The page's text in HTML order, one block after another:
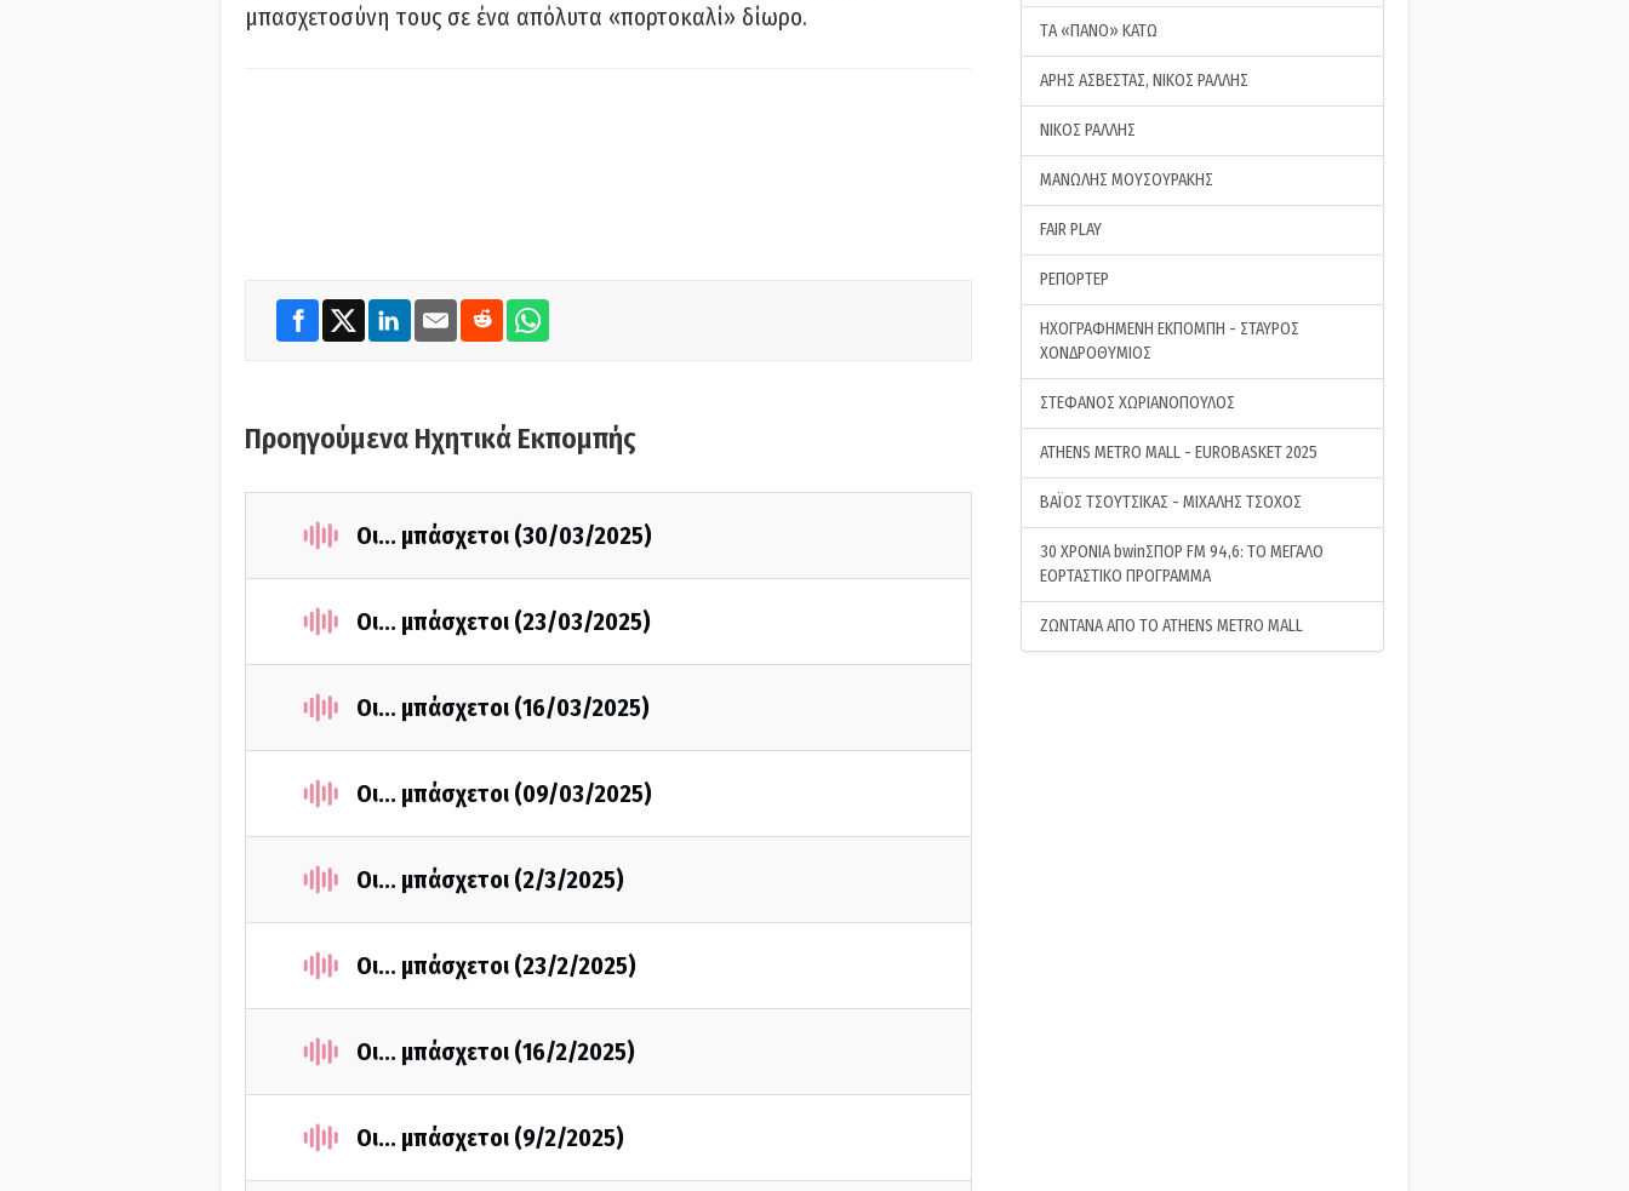
μπασχετοσύνη τους σε ένα απόλυτα «πορτοκαλί» δίωρο.
Προηγούμενα Ηχητικά Εκπομπής
Οι... μπάσχετοι (30/03/2025)
Οι... μπάσχετοι (23/03/2025)
Οι... μπάσχετοι (16/03/2025)
Οι... μπάσχετοι (09/03/2025)
Οι... μπάσχετοι (2/3/2025)
Οι... μπάσχετοι (23/2/2025)
Οι... μπάσχετοι (16/2/2025)
Οι... μπάσχετοι (9/2/2025)
ΤA «ΠΑΝΟ» ΚΑΤΩ
ΑΡΗΣ ΑΣΒΕΣΤΑΣ, ΝΙΚΟΣ ΡΑΛΛΗΣ
ΝΙΚΟΣ ΡΑΛΛΗΣ
ΜΑΝΩΛΗΣ ΜΟΥΣΟΥΡΑΚΗΣ
FAIR PLAY
ΡΕΠΟΡΤΕΡ
ΗΧΟΓΡΑΦΗΜΕΝΗ ΕΚΠΟΜΠΗ - ΣΤΑΥΡΟΣ
ΧΟΝΔΡΟΘΥΜΙΟΣ
ΣΤΕΦΑΝΟΣ ΧΩΡΙΑΝΟΠΟΥΛΟΣ
ATHENS METRO MALL - EUROBASKET 2025
ΒΑΪΟΣ ΤΣΟΥΤΣΙΚΑΣ - ΜΙΧΑΛΗΣ ΤΣΟΧΟΣ
30 ΧΡΟΝΙΑ bwinΣΠΟΡ FM 94,6: ΤΟ ΜΕΓΑΛΟ
ΕΟΡΤΑΣΤΙΚΟ ΠΡΟΓΡΑΜΜΑ
ΖΩΝΤΑΝΑ ΑΠΟ ΤΟ ATHENS METRO MALL